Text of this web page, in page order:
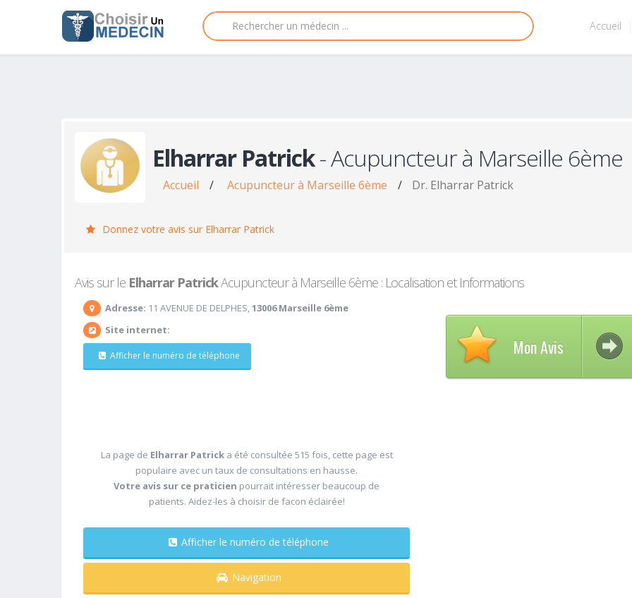
Accueil
Elharrar Patrick- Acupuncteur à Marseille 6ème
Accueil / Acupuncteur à Marseille 6ème / Dr. Elharrar Patrick
Donnez votre avis sur Elharrar Patrick
Avis sur le Elharrar PatrickAcupuncteur à Marseille 6ème : Localisation et Informations
Adresse: 11 AVENUE DE DELPHES,13006 Marseille 6ème
Site internet:
Afficher le numéro de téléphone
La page de Elharrar Patrick a été consultée 515 fois, cette page est
populaire avec un taux de consultations en hausse.
Votre avis sur ce praticien pourrait intéresser beaucoup de
patients. Aidez-les à choisir de facon éclairée!
Afficher le numéro de téléphone
Navigation
Mon Avis